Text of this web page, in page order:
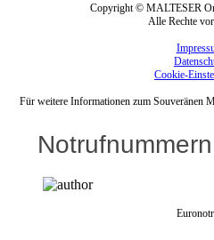
Copyright © MALTESER
Alle Rechte
Cookie-
Für weitere Informationen zum Souveränen